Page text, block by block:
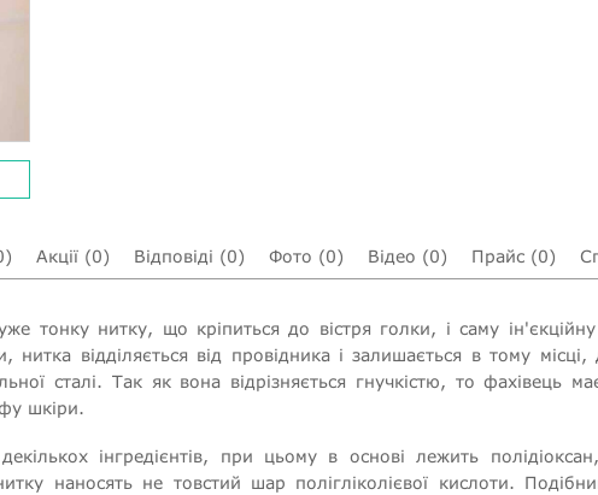
Акції (0) Відповіді (0) Фото (0) Відео (0) Прайс (0)
тонку нитку, що кріпиться до вістря голки, і саму
нитка відділяється від провідника і залишається в тому
сталі. Так як вона відрізняється гнучкістю, то
шкіри.
інгредієнтів, при цьому в основі лежить
наносять не товстий шар полігліколієвої кислоти.